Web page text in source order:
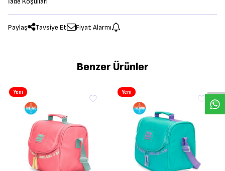
Paylaş Tavsiye Et Fiyat Alarmı
Benzer Ürünler
Yeni Yeni